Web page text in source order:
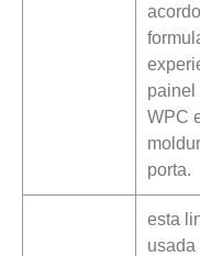
painel
WPC
porta.
esta
usada